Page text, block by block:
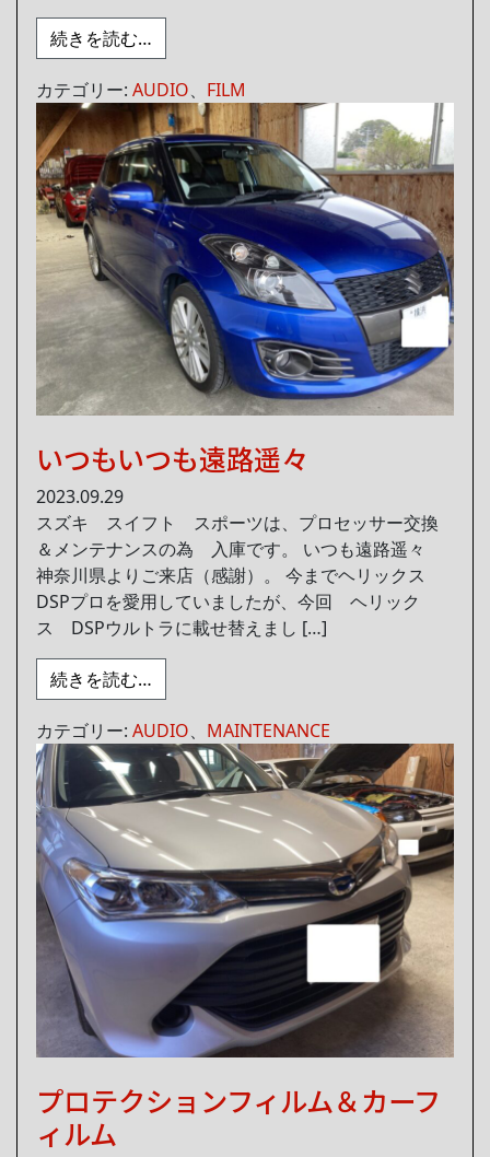
続きを読む…
カテゴリー: AUDIO、 FILM
いつもいつも遠路遥々
2023.09.29
スズキ スイフト スポーツは、プロセッサー交換
＆メンテナンスの為 入庫です。 いつも遠路遥々
神奈川県よりご来店（感謝）。 今までヘリックス
DSPプロを愛用していましたが、今回 ヘリック
ス DSPウルトラに載せ替えまし […]
続きを読む…
カテゴリー: AUDIO、 MAINTENANCE
プロテクションフィルム＆カーフ
ィルム